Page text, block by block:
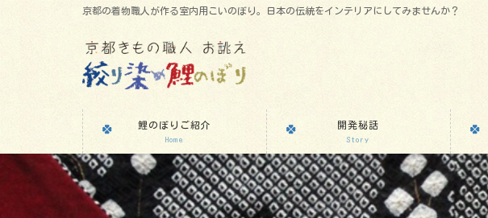
京都の着物職人が作る室内用こいのぼり。日本の伝統をインテリアにしてみませんか？
鯉のぼりご紹介
Home
開発秘話
Story